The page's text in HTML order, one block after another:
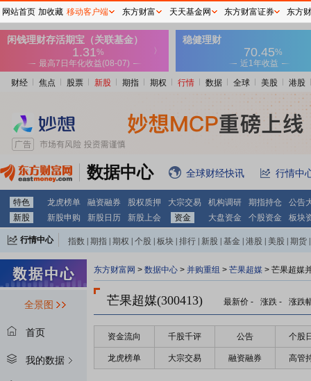
财经 焦点 股票 新股 期指 期权 行情 数据 全球 美股 港股
数据中心 全球财经快讯 行情中
特色 龙虎榜单 融资融券 股权质押 大宗交易 机构调研 期指持仓
公告
新股
新股申购 新股日历 新股上会 资金 大盘资金 个股资金 板块
行情中心 指数 期指 期权 个股 板块 排行 新股 基金 港股 美股 期货
全景图
首页
我的数据
东方财富网 > 数据中心 > 并购重组 > 芒果超媒 > 芒果超媒
芒果超媒(300413) 最新价 - 涨跌 - 涨跌
资金流向 千股千评 公告 个股
龙虎榜单 大宗交易 融资融券 高管
网站首页 加收藏 移动客户端 东方财富 天天基金网 东方财富证券 东方